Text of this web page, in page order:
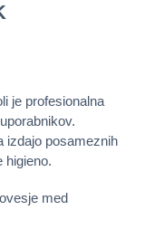
je profesionalna
izdajo posameznih
higieno.
med